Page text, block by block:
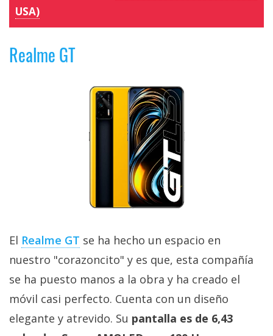
USA)
Realme GT
El Realme GT se ha hecho un espacio en
nuestro "corazoncito" y es que, esta compañía
se ha puesto manos a la obra y ha creado el
móvil casi perfecto. Cuenta con un diseño
elegante y atrevido. Su pantalla es de 6,43